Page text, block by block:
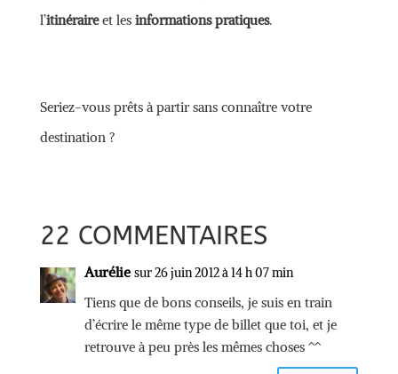
l’itinéraireet les informations pratiques.
Seriez-vous prêts à partir sans connaître votre
destination ?
22 COMMENTAIRES
Aurélie sur 26 juin 2012 à 14 h 07 min
Tiens que de bons conseils, je suis en train
d’écrire le même type de billet que toi, et je
retrouve à peu près les mêmes choses ^^